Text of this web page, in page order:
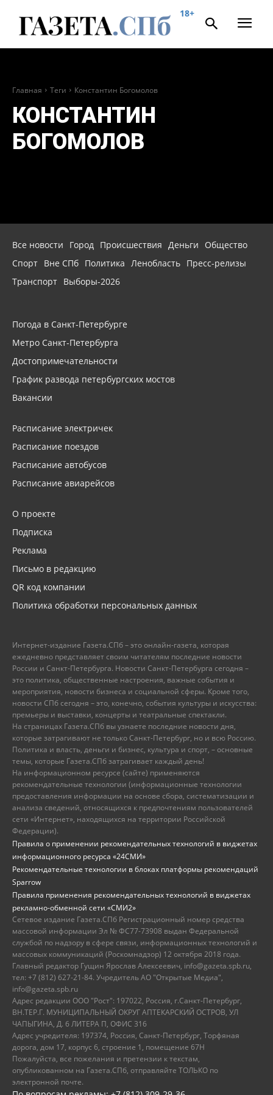
18+
Главная Теги Константин Богомолов
КОНСТАНТИН
БОГОМОЛОВ
Все новости Город Происшествия Деньги
Общество
Спорт Вне СПб Политика Ленобласть Пресс-релизы
Транспорт Выборы-2026
Погода в Санкт-Петербурге
Метро Санкт-Петербурга
Достопримечательности
График развода петербургских мостов
Вакансии
Расписание электричек
Расписание поездов
Расписание автобусов
Расписание авиарейсов
О проекте
Подписка
Реклама
Письмо в редакцию
QR код компании
Политика обработки персональных данных
Интернет-издание Газета.СПб – это онлайн-газета, которая
ежедневно представляет своим читателям последние новости
России и Санкт-Петербурга. Новости Санкт-Петербурга сегодня –
это политика, общественные настроения, важные события и
мероприятия, новости бизнеса и социальной сферы. Кроме того,
новости СПб сегодня – это, конечно, события культуры и искусства:
премьеры и выставки, концерты и театральные спектакли.
На страницах Газета.СПб вы узнаете последние новости дня,
которые затрагивают не только Санкт-Петербург, но и всю Россию.
Политика и власть, деньги и бизнес, культура и спорт, – основные
темы, которые Газета.СПб затрагивает каждый день!
На информационном ресурсе (сайте) применяются
рекомендательные технологии (информационные технологии
предоставления информации на основе сбора, систематизации и
анализа сведений, относящихся к предпочтениям пользователей
сети «Интернет», находящихся на территории Российской
Федерации).
Правила о применении рекомендательных технологий в виджетах
информационного ресурса «24СМИ»
Рекомендательные технологии в блоках платформы рекомендаций
Sparrow
Правила применения рекомендательных технологий в виджетах
рекламно-обменной сети «СМИ2»
Сетевое издание Газета.СПб Регистрационный номер средства
массовой информации Эл № ФС77-73908 выдан Федеральной
службой по надзору в сфере связи, информационных технологий и
массовых коммуникаций (Роскомнадзор) 12 октября 2018 года.
Главный редактор Гущин Ярослав Алексеевич, info@gazeta.spb.ru,
тел: +7 (812) 627-21-84. Учредитель АО "Открытые Медиа",
info@gazeta.spb.ru
Адрес редакции ООО "Рост": 197022, Россия, г.Санкт-Петербург,
ВН.ТЕР.Г. МУНИЦИПАЛЬНЫЙ ОКРУГ АПТЕКАРСКИЙ ОСТРОВ, УЛ
ЧАПЫГИНА, Д. 6 ЛИТЕРА П, ОФИС 316
Адрес учредителя: 197374, Россия, Санкт-Петербург, Торфяная
дорога, дом 17, корпус 6, строение 1, помещение 67Н
Пожалуйста, все пожелания и претензии к текстам,
опубликованном на Газета.СПб, отправляйте ТОЛЬКО по
электронной почте.